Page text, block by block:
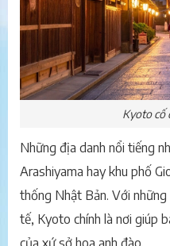
Kyoto cố
Những địa danh nổi tiếng
Arashiyama hay khu phố
thống Nhật Bản. Với
tế, Kyoto chính là nơi giúp
của xứ sở hoa anh đào.